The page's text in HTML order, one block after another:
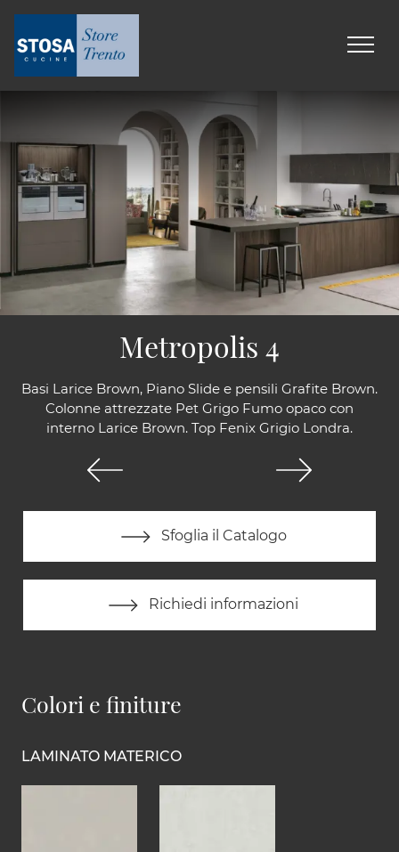
Basi Larice Brown, Piano Slide e pensili Grafite Brown.
Colonne attrezzate Pet Grigo Fumo opaco con
interno Larice Brown. Top Fenix Grigio Londra.
Sfoglia il Catalogo
Richiedi informazioni
Metropolis 4
Colori e finiture
LAMINATO MATERICO